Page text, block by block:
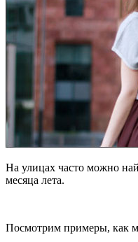
На улицах часто можно
месяца лета.
Посмотрим примеры, как